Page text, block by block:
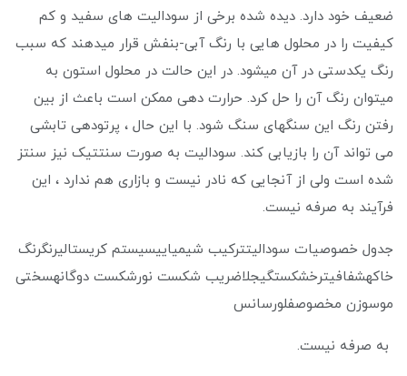
ضعیف خود دارد. دیده شده برخی از سودالیت های سفید و کم
کیفیت را در محلول هایی با رنگ آبی-بنفش قرار میدهند که سبب
رنگ یکدستی در آن میشود. در این حالت در محلول استون به
میتوان رنگ آن را حل کرد. حرارت دهی ممکن است باعث از بین
رفتن رنگ این سنگهای سنگ شود. با این حال ، پرتودهی تابشی
می تواند آن را بازیابی کند. سودالیت به صورت سنتتیک نیز سنتز
شده است ولی از آنجایی که نادر نیست و بازاری هم ندارد ، این
فرآیند به صرفه نیست.
جدول خصوصیات سودالیتترکیب شیمیاییسیستم کریستالیرنگرنگ
خاکهشفافیترخشکستگیجلاضریب شکست نورشکست دوگانهسختی
موسوزن مخصوصفلورسانس
به صرفه نیست.